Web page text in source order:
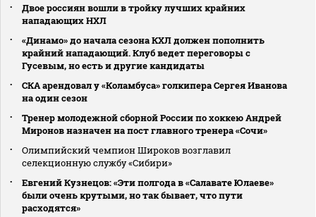
Двое россиян вошли в тройку лучших крайних
нападающих НХЛ
«Динамо» до начала сезона КХЛ должен пополнить
крайний нападающий. Клуб ведет переговоры с
Гусевым, но есть и другие кандидаты
СКА арендовал у «Коламбуса» голкипера Сергея Иванова
на один сезон
Тренер молодежной сборной России по хоккею Андрей
Миронов назначен на пост главного тренера «Сочи»
Олимпийский чемпион Широков возглавил
селекционную службу «Сибири»
Евгений Кузнецов: «Эти полгода в «Салавате Юлаеве»
были очень крутыми, но так бывает, что пути
расходятся»